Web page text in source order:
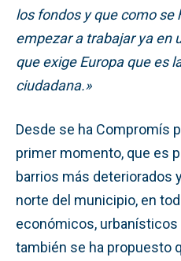
los fondos y que como se
empezar a trabajar ya en
que exige Europa que es
ciudadana.»
Desde se ha Compromís
primer momento, que es
barrios más deteriorados
norte del municipio, en
económicos,
también se ha propuesto